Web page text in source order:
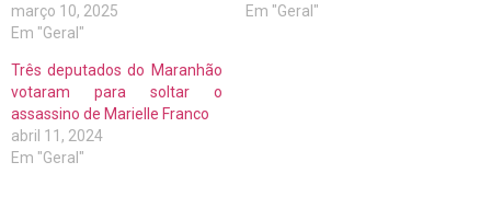
março 10, 2025
Em "Geral"
Em "Geral"
Três deputados do Maranhão
votaram para soltar o
assassino de Marielle Franco
abril 11, 2024
Em "Geral"